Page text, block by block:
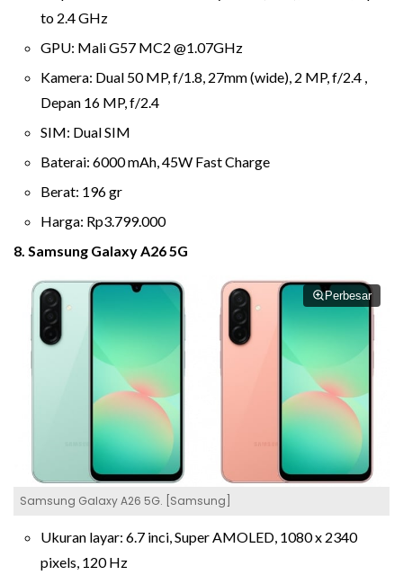
to 2.4 GHz
GPU: Mali G57 MC2 @1.07GHz
Kamera: Dual 50 MP, f/1.8, 27mm (wide), 2 MP, f/2.4 ,
Depan 16 MP, f/2.4
SIM: Dual SIM
Baterai: 6000 mAh, 45W Fast Charge
Berat: 196 gr
Harga: Rp3.799.000
8. Samsung Galaxy A26 5G
Perbesar
Samsung Galaxy A26 5G. [Samsung]
Ukuran layar: 6.7 inci, Super AMOLED, 1080 x 2340
pixels, 120 Hz